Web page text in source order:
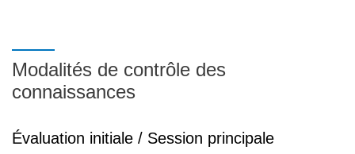
Modalités de contrôle des
connaissances
Évaluation initiale / Session principale